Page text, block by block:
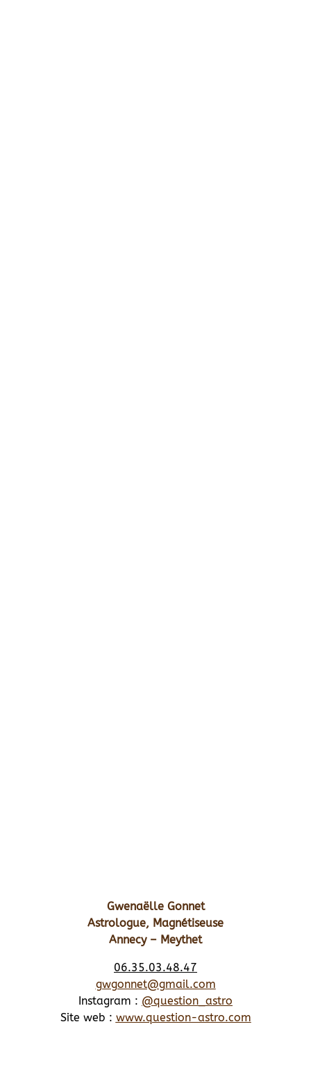
Gwenaëlle Gonnet
Astrologue, Magnétiseuse
Annecy – Meythet
06.35.03.48.47
gwgonnet@gmail.com
Instagram : @question_astro
Site web : www.question-astro.com